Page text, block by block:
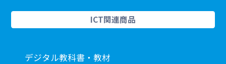
ICT関連商品
デジタル教科書・教材